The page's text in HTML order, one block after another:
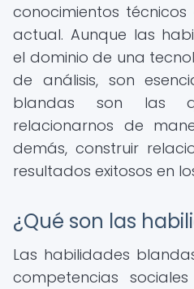
conocimientos
actual. Aunque las
el dominio de una
de análisis, son
blandas son las
relacionarnos de
demás, construir
resultados exitosos en
¿Qué son las
Las habilidades
competencias